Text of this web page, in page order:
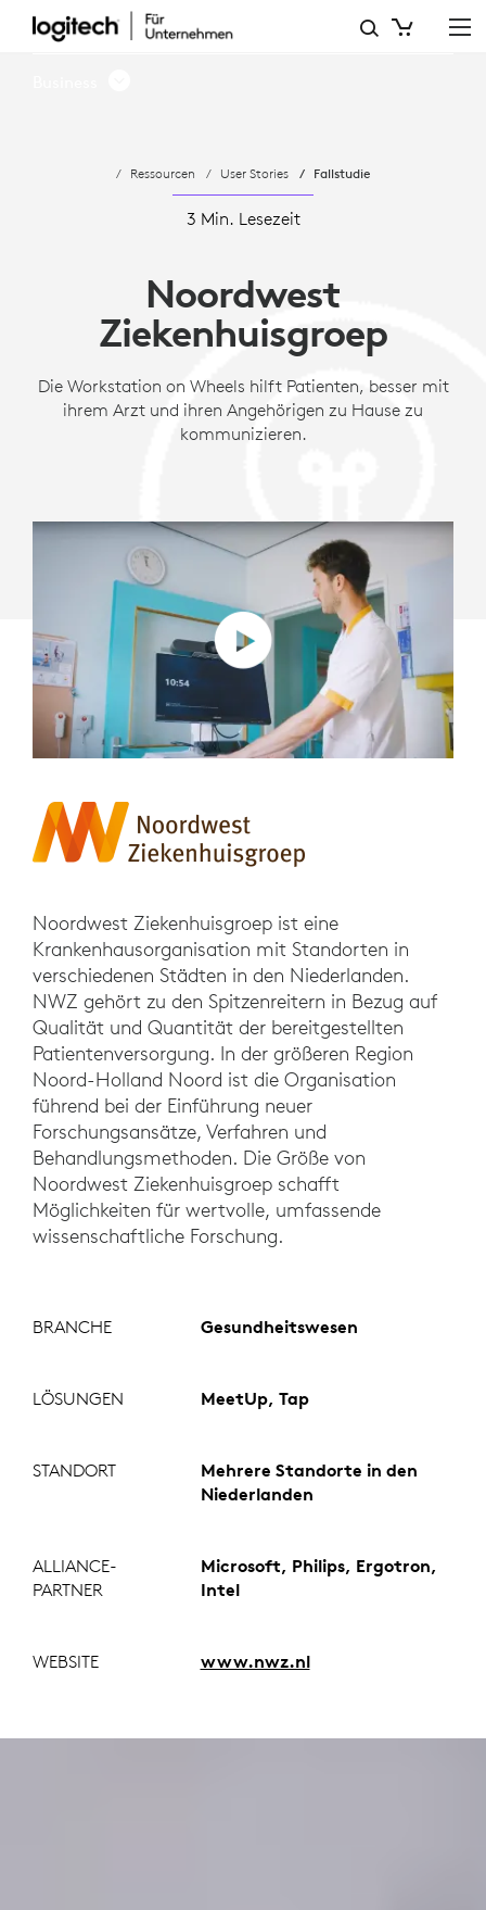
NWZ
VERBESSERUNG
KOMMUNIKATION
Ressourcen User Stories Fallstudie
3 Min. Lesezeit
Noordwest
Ziekenhuisgroep
Die Workstation on Wheels hilft Patienten, besser mit
ihrem Arzt und ihren Angehörigen zu Hause zu
kommunizieren.
Noordwest Ziekenhuisgroep ist eine
Krankenhausorganisation mit Standorten in
verschiedenen Städten in den Niederlanden.
NWZ gehört zu den Spitzenreitern in Bezug auf
Qualität und Quantität der bereitgestellten
Patientenversorgung. In der größeren Region
Noord-Holland Noord ist die Organisation
führend bei der Einführung neuer
Forschungsansätze, Verfahren und
Behandlungsmethoden. Die Größe von
Noordwest Ziekenhuisgroep schafft
Möglichkeiten für wertvolle, umfassende
wissenschaftliche Forschung.
BRANCHE Gesundheitswesen
LÖSUNGEN MeetUp, Tap
STANDORT
Mehrere Standorte in den
Niederlanden
ALLIANCE-
PARTNER
Microsoft, Philips, Ergotron,
Intel
WEBSITE www.nwz.nl